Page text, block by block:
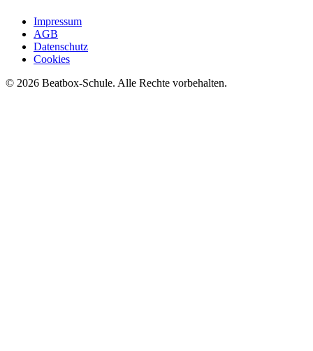
Impressum
AGB
Datenschutz
Cookies
© 2026 Beatbox-Schule. Alle Rechte vorbehalten.